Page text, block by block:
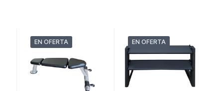
EN OFERTA EN OFERTA